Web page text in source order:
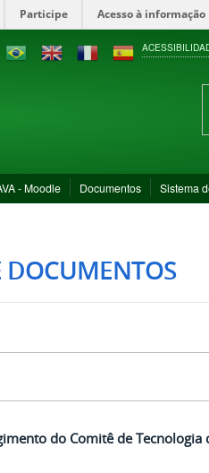
Participe Acesso à informação
- Moodle Documentos Sistema
DOCUMENTOS
do Comitê de